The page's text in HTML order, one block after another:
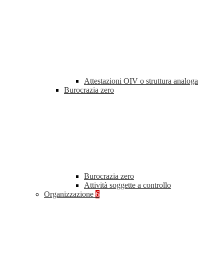
Attestazioni OIV o struttura analoga
Burocrazia zero
Burocrazia zero
Attività soggette a controllo
Organizzazione 6